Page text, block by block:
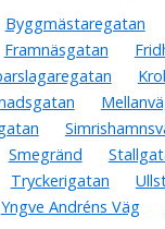
Byggmästaregatan
Framnäsgatan
Smegränd
Tryckerigatan
Yngve Andréns Väg